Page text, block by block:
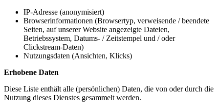
IP-Adresse (anonymisiert)
Browserinformationen (Browsertyp, verweisende / beendete
Seiten, auf unserer Website angezeigte Dateien,
Betriebssystem, Datums- / Zeitstempel und / oder
Clickstream-Daten)
Nutzungsdaten (Ansichten, Klicks)
Erhobene Daten
Diese Liste enthält alle (persönlichen) Daten, die von oder durch die
Nutzung dieses Dienstes gesammelt werden.